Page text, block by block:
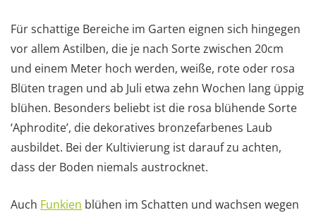
Für schattige Bereiche im Garten eignen sich hingegen
vor allem Astilben, die je nach Sorte zwischen 20cm
und einem Meter hoch werden, weiße, rote oder rosa
Blüten tragen und ab Juli etwa zehn Wochen lang üppig
blühen. Besonders beliebt ist die rosa blühende Sorte
‘Aphrodite’, die dekoratives bronzefarbenes Laub
ausbildet. Bei der Kultivierung ist darauf zu achten,
dass der Boden niemals austrocknet.
Auch Funkien blühen im Schatten und wachsen wegen